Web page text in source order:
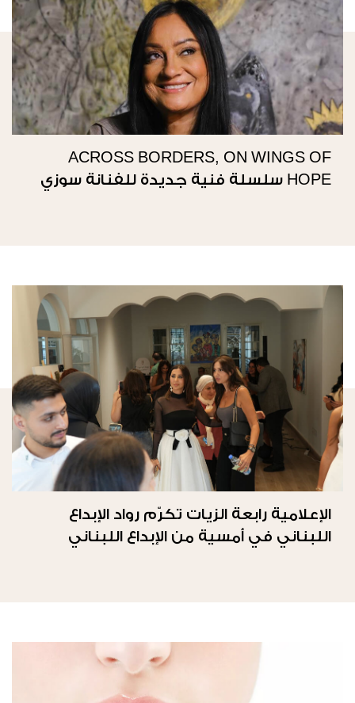
ACROSS BORDERS, ON WINGS OF
HOPE سلسلة فنية جديدة للفنانة سوزي
الإعلامية رابعة الزيات تكرّم رواد الإبداع
اللبناني في أمسية من الإبداع اللبناني